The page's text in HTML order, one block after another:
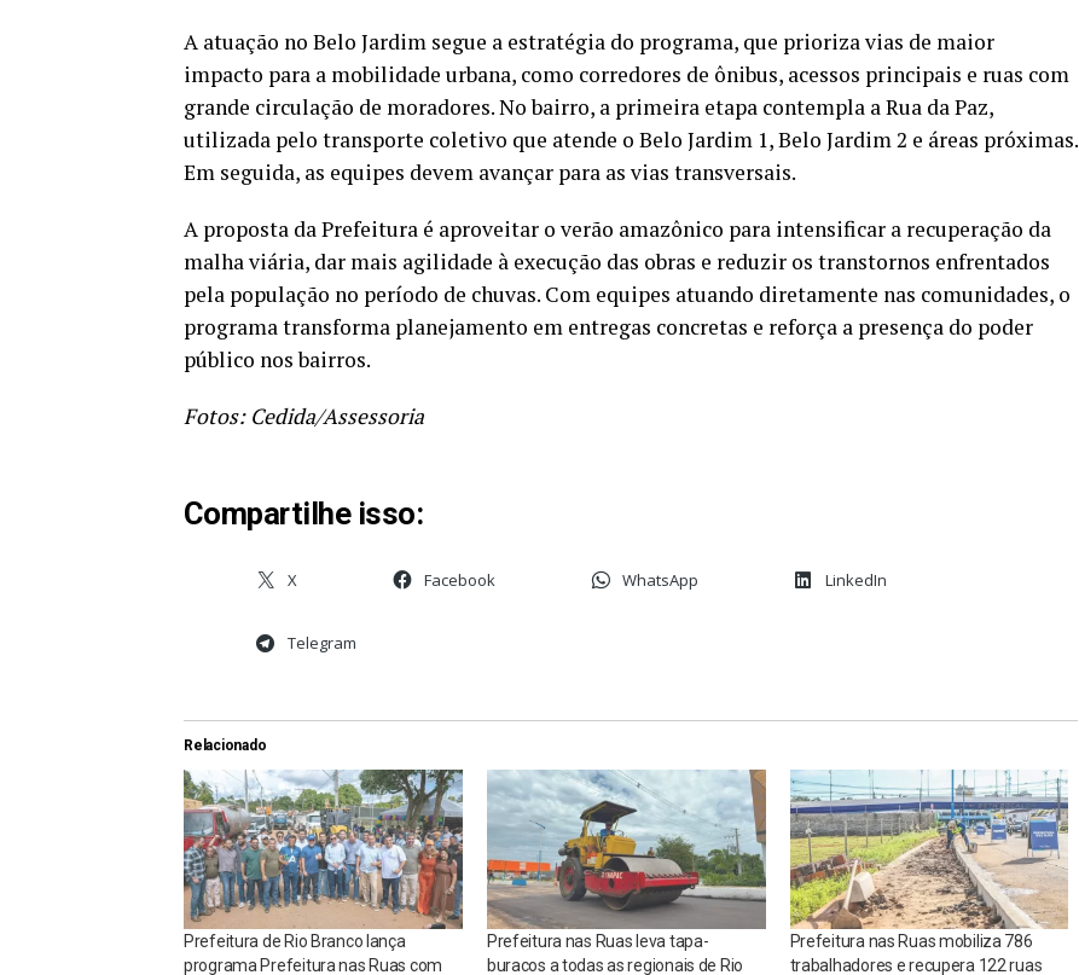
A atuação no Belo Jardim segue a estratégia do programa, que prioriza vias de maior
impacto para a mobilidade urbana, como corredores de ônibus, acessos principais e ruas com
grande circulação de moradores. No bairro, a primeira etapa contempla a Rua da Paz,
utilizada pelo transporte coletivo que atende o Belo Jardim 1, Belo Jardim 2 e áreas próximas.
Em seguida, as equipes devem avançar para as vias transversais.
A proposta da Prefeitura é aproveitar o verão amazônico para intensificar a recuperação da
malha viária, dar mais agilidade à execução das obras e reduzir os transtornos enfrentados
pela população no período de chuvas. Com equipes atuando diretamente nas comunidades, o
programa transforma planejamento em entregas concretas e reforça a presença do poder
público nos bairros.
Fotos: Cedida/Assessoria
Compartilhe isso:
X Facebook WhatsApp LinkedIn
Telegram
Relacionado
Prefeitura de Rio Branco lança
programa Prefeitura nas Ruas com
Prefeitura nas Ruas leva tapa-
buracos a todas as regionais de Rio
Prefeitura nas Ruas mobiliza 786
trabalhadores e recupera 122 ruas